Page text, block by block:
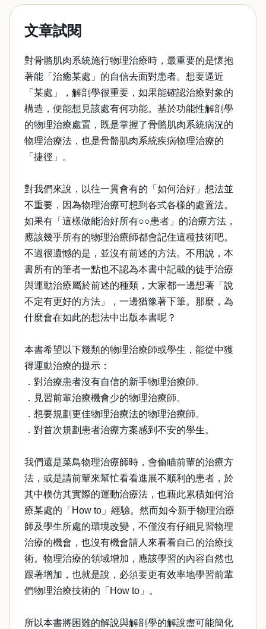
文章試閱
對骨骼肌肉系統施行物理治療時，最重要的是懷抱
著能「治癒某處」的自信去面對患者。想要逼近
「某處」，解剖學很重要，如果能確認治療對象的
構造，便能想見該處有何功能。基於功能性解剖學
的物理治療處置，既是掌握了骨骼肌肉系統病況的
物理治療法，也是骨骼肌肉系統疾病物理治療的
「捷徑」。
對我們來說，以往一貫會有的「如何治好」想法並
不重要，因為物理治療可想到各式各樣的處置法。
如果有「這樣做能治好所有○○患者」的治療方法，
應該幾乎所有的物理治療師都會記住這種技術吧。
不過很遺憾的是，並沒有前述的方法。不用說，本
書所有的筆者一點也不認為本書中記載的徒手治療
與運動治療屬於前述的種類，大家都一邊想著「說
不定有更好的方法」，一邊猶豫著下筆。那麼，為
什麼會在如此的想法中出版本書呢？
本書希望以下幾類的物理治療師或學生，能從中獲
得運動治療的提示：
．對治療患者沒有自信的新手物理治療師。
．見習前輩治療機會少的物理治療師。
．想要規劃更佳物理治療法的物理治療師。
．對首次規劃患者治療方案感到不安的學生。
我們還是菜鳥物理治療師時，會偷瞄前輩的治療方
法，或是請前輩來幫忙看看進展不順利的患者，於
其中模仿其實際的運動治療法，也藉此累積如何治
療某處的「How to」經驗。然而如今新手物理治療
師及學生所處的環境改變，不僅沒有仔細見習物理
治療的機會，也沒有機會請人來看看自己的治療技
術。物理治療的領域增加，應該學習的內容自然也
跟著增加，也就是說，必須要更有效率地學習前輩
們物理治療技術的「How to」。
所以本書將困難的解說與解剖學的解說盡可能簡化